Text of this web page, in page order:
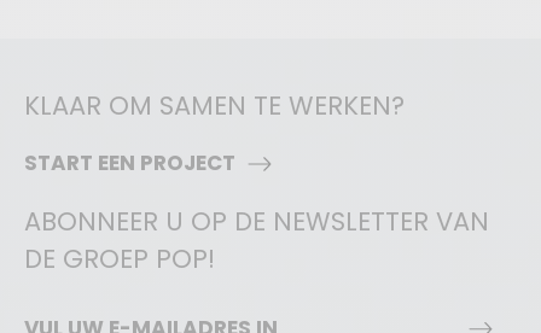
KLAAR OM SAMEN TE WERKEN?
START EEN PROJECT
ABONNEER U OP DE NEWSLETTER VAN
DE GROEP POP!